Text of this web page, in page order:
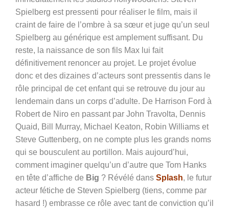
Spielberg est pressenti pour réaliser le film, mais il
craint de faire de l’ombre à sa sœur et juge qu’un seul
Spielberg au générique est amplement suffisant. Du
reste, la naissance de son fils Max lui fait
définitivement renoncer au projet. Le projet évolue
donc et des dizaines d’acteurs sont pressentis dans le
rôle principal de cet enfant qui se retrouve du jour au
lendemain dans un corps d’adulte. De Harrison Ford à
Robert de Niro en passant par John Travolta, Dennis
Quaid, Bill Murray, Michael Keaton, Robin Williams et
Steve Guttenberg, on ne compte plus les grands noms
qui se bousculent au portillon. Mais aujourd’hui,
comment imaginer quelqu’un d’autre que Tom Hanks
en tête d’affiche de Big ? Révélé dans Splash, le futur
acteur fétiche de Steven Spielberg (tiens, comme par
hasard !) embrasse ce rôle avec tant de conviction qu’il